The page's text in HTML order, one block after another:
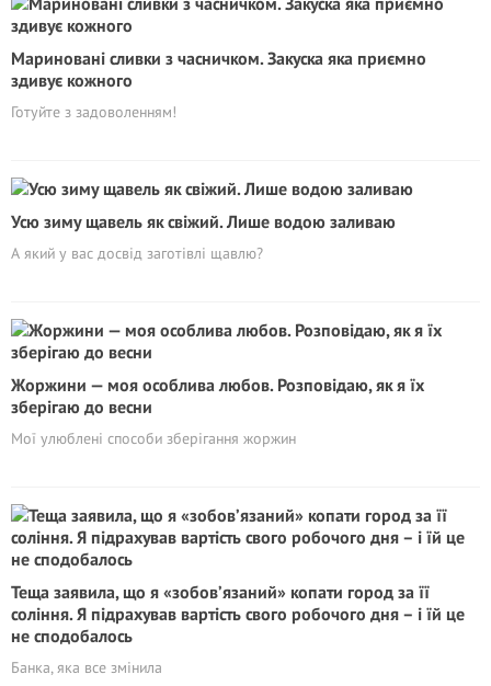
Мариновані сливки з часничком. Закуска яка приємно
здивує кожного
Готуйте з задоволенням!
Усю зиму щавель як свіжий. Лише водою заливаю
А який у вас досвід заготівлі щавлю?
Жоржини — моя особлива любов. Poзповідаю, як я їх
зберігаю до весни
Мої улюблені способи зберігання жоржин
Теща заявила, що я «зобов’язаний» копати город за її
соління. Я підрахував вартість свого робочого дня – і їй це
не сподобалось
Банка, яка все змінила